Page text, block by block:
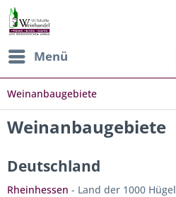
Menü
Weinanbaugebiete
Weinanbaugebiete
Deutschland
Rheinhessen - Land der 1000 Hügel